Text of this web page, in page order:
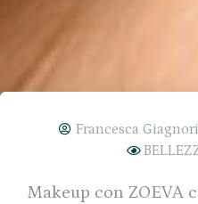
Francesca
Makeup con ZOEVA